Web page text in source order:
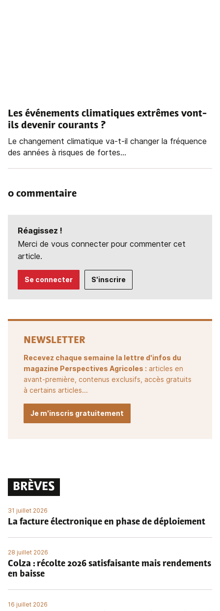
Les événements climatiques extrêmes vont-
ils devenir courants ?
Le changement climatique va-t-il changer la fréquence
des années à risques de fortes...
0 commentaire
Réagissez !
Merci de vous connecter pour commenter cet
article.
Se connecter S'inscrire
NEWSLETTER
Recevez chaque semaine la lettre d'infos du
magazine Perspectives Agricoles : articles en
avant-première, contenus exclusifs, accès gratuits
à certains articles...
Je m'inscris gratuitement
BRÈVES
31 juillet 2026
La facture électronique en phase de déploiement
28 juillet 2026
Colza : récolte 2026 satisfaisante mais rendements
en baisse
16 juillet 2026